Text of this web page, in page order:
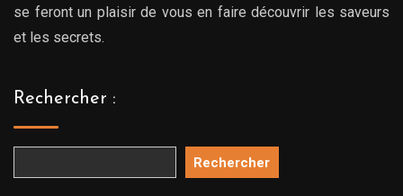
se feront un plaisir de vous en faire découvrir les saveurs
et les secrets.
Rechercher :
Rechercher